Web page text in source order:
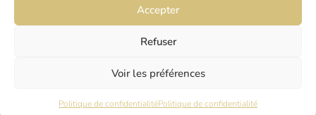
Accepter
Refuser
Voir les préférences
Politique de confidentialitéPolitique de confidentialité
19 rue Ninau
DIJON
21000 DIJON